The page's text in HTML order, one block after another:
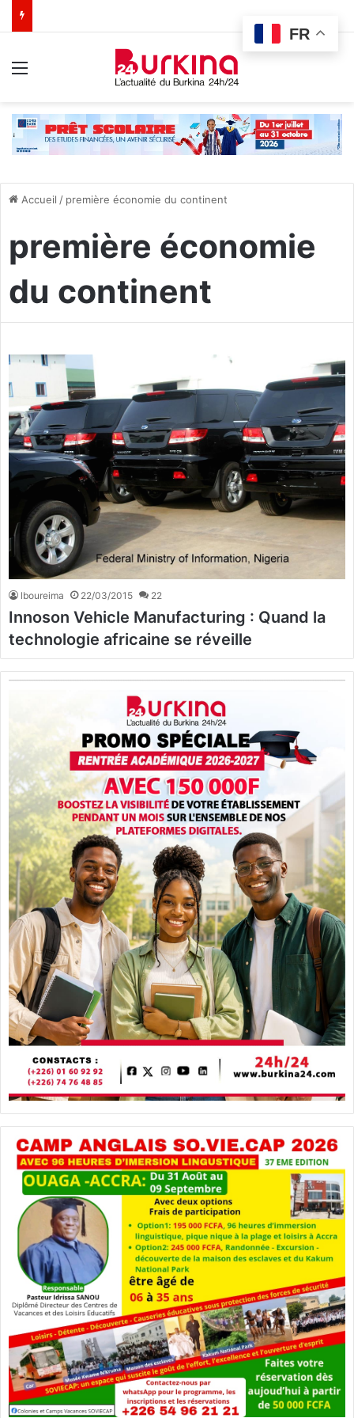
Accueil / première économie du continent
première économie
du continent
lboureima 22/03/2015 22
Innoson Vehicle Manufacturing : Quand la
technologie africaine se réveille
FR